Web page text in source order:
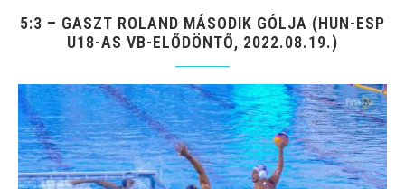
5:3 – GASZT ROLAND MÁSODIK GÓLJA (HUN-ESP
U18-AS VB-ELŐDÖNTŐ, 2022.08.19.)